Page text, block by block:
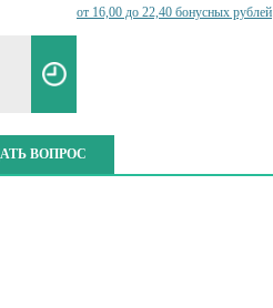
от 16,00 до 22,40 бонусных рублей
ВОПРОС